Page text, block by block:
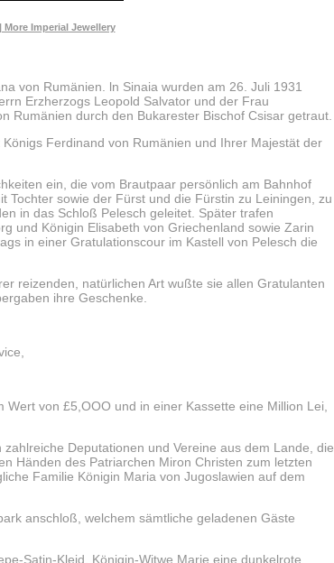
More Imperial Jewellery
von Rumänien. ln Sinaia wurden am 26. Juli 1931
Erzherzogs Leopold Salvator und der Frau
Rumänien durch den Bukarester Bischof Csisar getraut.
Ferdinand von Rumänien und Ihrer Majestät der
ein, die vom Brautpaar persönlich am Bahnhof
sowie der Fürst und die Fürstin zu Leiningen, zu
in das Schloß Pelesch geleitet. Später trafen
und Königin Elisabeth von Griechenland sowie Zarin
in einer Gratulationscour im Kastell von Pelesch die
reizenden, natürlichen Art wußte sie allen Gratulanten
ihre Geschenke.
Wert von £5,OOO und in einer Kassette eine Million Lei,
Deputationen und Vereine aus dem Lande, die
Händen des Patriarchen Miron Christen zum letzten
Familie Königin Maria von Jugoslawien auf dem
anschloß, welchem sämtliche geladenen Gäste
Satin-Kleid, Königin-Witwe Marie eine dunkelrote